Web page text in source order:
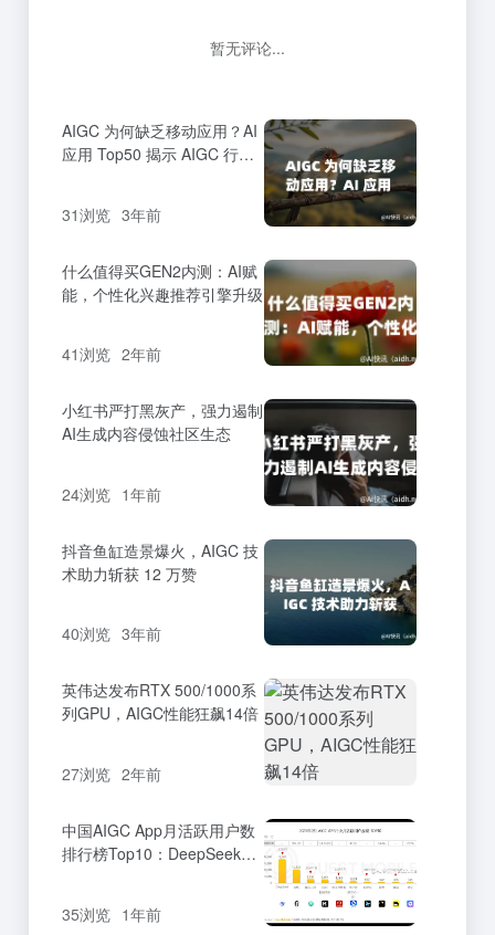
暂无评论...
AIGC 为何缺乏移动应用？AI
应用 Top50 揭示 AIGC 行业
31浏览 3年前
什么值得买GEN2内测：AI赋
能，个性化兴趣推荐引擎升级
41浏览 2年前
小红书严打黑灰产，强力遏制
AI生成内容侵蚀社区生态
24浏览 1年前
抖音鱼缸造景爆火，AIGC 技
术助力斩获 12 万赞
40浏览 3年前
英伟达发布RTX 500/1000系
列GPU，AIGC性能狂飙14倍
27浏览 2年前
中国AIGC App月活跃用户数
排行榜Top10：DeepSeek以
35浏览 1年前